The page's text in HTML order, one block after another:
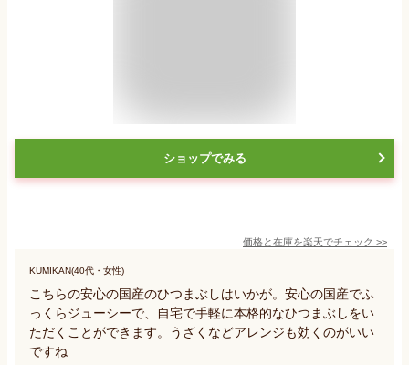
ショップでみる
価格と在庫を楽天でチェック >>
KUMIKAN(40代・女性)
こちらの安心の国産のひつまぶしはいかが。安心の国産でふ
っくらジューシーで、自宅で手軽に本格的なひつまぶしをい
ただくことができます。うざくなどアレンジも効くのがいい
ですね